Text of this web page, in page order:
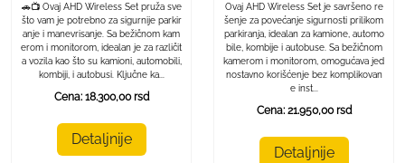
🚗📺 Ovaj AHD Wireless Set pruža sve
što vam je potrebno za sigurnije parkir
anje i manevrisanje. Sa bežičnom kam
erom i monitorom, idealan je za različit
a vozila kao što su kamioni, automobili,
kombiji, i autobusi. Ključne ka...
Cena: 18.300,00 rsd
Detaljnije
Ovaj AHD Wireless Set je savršeno re
šenje za povećanje sigurnosti prilikom
parkiranja, idealan za kamione, automo
bile, kombije i autobuse. Sa bežičnom
kamerom i monitorom, omogućava jed
nostavno korišćenje bez komplikovan
e inst...
Cena: 21.950,00 rsd
Detaljnije